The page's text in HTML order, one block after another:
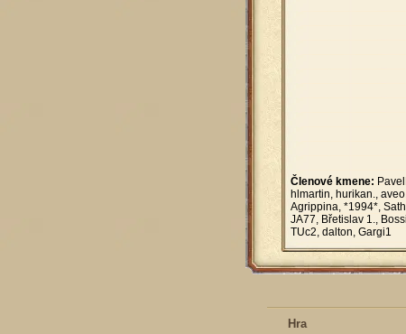
Členové kmene:
hlmartin, hurikan.,
Agrippina, *1994*,
JA77, Břetislav 1.,
TUc2, dalton, Gargi1
Hra